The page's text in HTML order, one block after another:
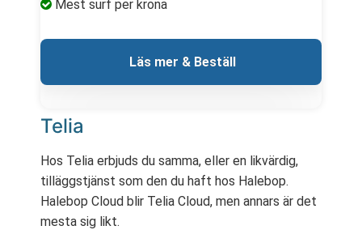
Mest surf per krona
Läs mer & Beställ
Telia
Hos Telia erbjuds du samma, eller en likvärdig,
tilläggstjänst som den du haft hos Halebop.
Halebop Cloud blir Telia Cloud, men annars är det
mesta sig likt.